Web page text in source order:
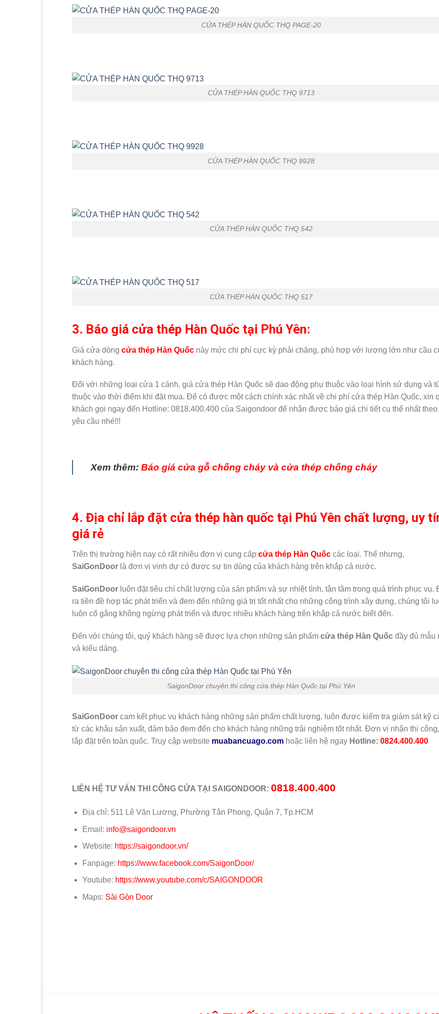
CỬA THÉP HÀN QUỐC THQ PAGE-20
CỬA THÉP HÀN QUỐC THQ 9713
CỬA THÉP HÀN QUỐC THQ 9928
CỬA THÉP HÀN QUỐC THQ 542
CỬA THÉP HÀN QUỐC THQ 517
3. Báo giá cửa thép Hàn Quốc tại Phú Yên:
Giá cửa dòng cửa thép Hàn Quốc này mức chi phí cực kỳ phải chăng, phù hợp với lượng lớn như cầu
khách hàng.
Đối với những loại cửa 1 cánh, giá cửa thép Hàn Quốc sẽ dao động phụ thuộc vào loại hình sử dụng và
thuộc vào thời điểm khi đặt mua. Để có được một cách chính xác nhất về chi phí cửa thép Hàn Quốc, xin
khách gọi ngay đến Hotline: 0818.400.400 của Saigondoor để nhận được báo giá chi tiết cụ thể nhất theo
yêu cầu nhé!!!
Xem thêm: Báo giá cửa gỗ chống cháy và cửa thép chống cháy
4. Địa chỉ lắp đặt cửa thép hàn quốc tại Phú Yên chất lượng, uy
giá rẻ
Trên thị trường hiện nay có rất nhiều đơn vị cung cấp cửa thép Hàn Quốc các loại. Thế nhưng,
SaiGonDoor là đơn vị vinh dự có được sự tin dùng của khách hàng trên khắp cả nước.
SaiGonDoor luôn đặt tiêu chí chất lượng của sản phẩm và sự nhiệt tình, tận tâm trong quá trình phục vụ.
ra tiền đề hợp tác phát triển và đem đến những giá trị tốt nhất cho những công trình xây dựng, chúng tôi
luôn cố gắng không ngừng phát triển và được nhiều khách hàng trên khắp cả nước biết đến.
Đến với chúng tôi, quý khách hàng sẽ được lựa chọn những sản phẩm cửa thép Hàn Quốc đầy đủ mẫu
và kiểu dáng.
SaigonDoor chuyên thi công cửa thép Hàn Quốc tại Phú Yên
SaiGonDoor cam kết phục vụ khách hàng những sản phẩm chất lượng, luôn được kiểm tra giám sát kỹ
từ các khâu sản xuất, đảm bảo đem đến cho khách hàng những trải nghiệm tốt nhất. Đơn vị nhận thi công,
lắp đặt trên toàn quốc. Truy cập website muabancuago.com hoặc liên hệ ngay Hotline: 0824.400.400
LIÊN HỆ TƯ VẤN THI CÔNG CỬA TẠI SAIGONDOOR: 0818.400.400
Địa chỉ: 511 Lê Văn Lương, Phường Tân Phong, Quận 7, Tp.HCM
Email: info@saigondoor.vn
Website: https://saigondoor.vn/
Fanpage: https://www.facebook.com/SaigonDoor/
Youtube: https://www.youtube.com/c/SAIGONDOOR
Maps: Sài Gòn Door